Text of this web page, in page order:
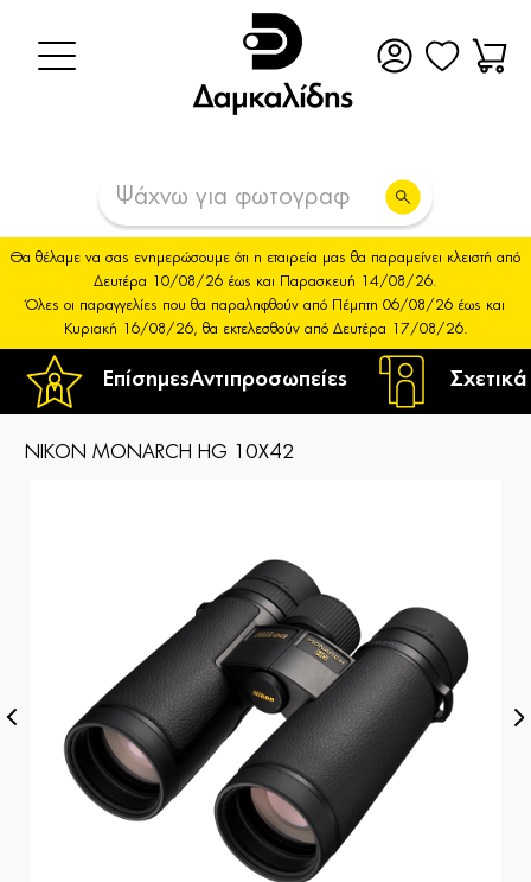
ΕπίσημεςΑντιπροσωπείες
Θα θέλαμε να σας ενημερώσουμε ότι η εταιρεία μας θα παραμείνει κλειστή από
Δευτέρα 10/08/26 έως και Παρασκευή 14/08/26.
Όλες οι παραγγελίες που θα παραληφθούν από Πέμπτη 06/08/26 έως και
Κυριακή 16/08/26, θα εκτελεσθούν από Δευτέρα 17/08/26.
NIKON MONARCH HG 10X42